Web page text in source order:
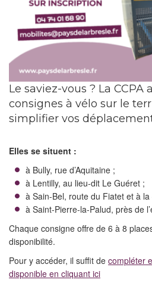
Le saviez-vous ? La
consignes à vélo sur le
simplifier vos
Elles se situent :
à Bully, rue d’Aquitaine ;
à Lentilly, au lieu-dit Le Guéret ;
à Sain-Bel, route du Fiatet et à la
à Saint-Pierre-la-Palud, près de
Chaque consigne offre de 6 à 8
disponibilité.
Pour y accéder, il suffit de compléter
disponible en cliquant ici